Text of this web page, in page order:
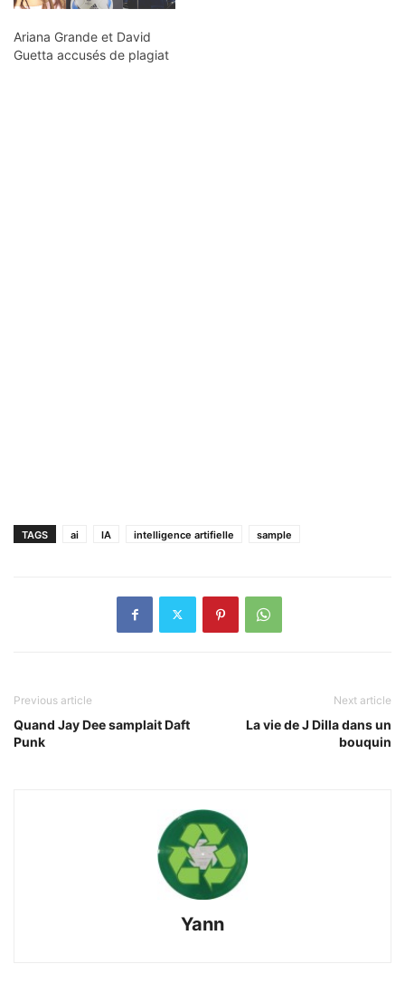
Ariana Grande et David
Guetta accusés de plagiat
TAGS ai IA intelligence artifielle sample
Previous article
Quand Jay Dee samplait Daft
Punk
Next article
La vie de J Dilla dans un
bouquin
Yann